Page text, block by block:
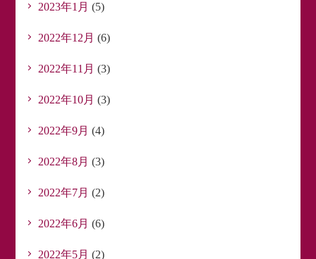
2023年1月 (5)
2022年12月 (6)
2022年11月 (3)
2022年10月 (3)
2022年9月 (4)
2022年8月 (3)
2022年7月 (2)
2022年6月 (6)
2022年5月 (2)